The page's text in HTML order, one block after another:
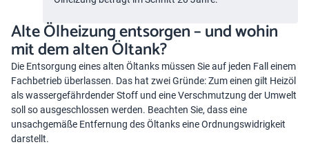
Alte Ölheizung entsorgen – und wohin
mit dem alten Öltank?
Die Entsorgung eines alten Öltanks müssen Sie auf jeden Fall einem
Fachbetrieb überlassen. Das hat zwei Gründe: Zum einen gilt Heizöl
als wassergefährdender Stoff und eine Verschmutzung der Umwelt
soll so ausgeschlossen werden. Beachten Sie, dass eine
unsachgemäße Entfernung des Öltanks eine Ordnungswidrigkeit
darstellt.